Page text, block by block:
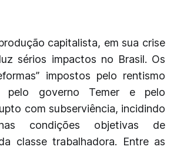
capitalista, em sua crise
sérios impactos no Brasil. Os
impostos pelo rentismo
pelo governo Temer e pelo
com subserviência, incidindo
condições objetivas de
classe trabalhadora. Entre as